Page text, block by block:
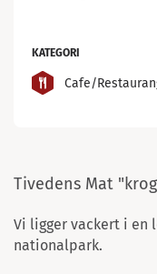
KATEGORI
Cafe/
Tivedens Mat
Vi ligger vackert i en
nationalpark.